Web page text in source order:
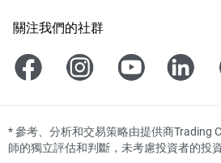
關注我們的社群
*參考、分析和交易策略由提供商Trading
師的獨立評估和判斷，未考慮投資者的投